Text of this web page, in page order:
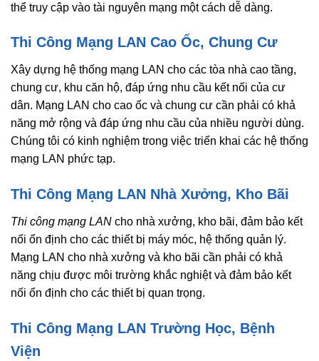
thể truy cập vào tài nguyên mạng một cách dễ dàng.
Thi Công Mạng LAN Cao Ốc, Chung Cư
Xây dựng hệ thống mạng LAN cho các tòa nhà cao tầng,
chung cư, khu căn hộ, đáp ứng nhu cầu kết nối của cư
dân. Mạng LAN cho cao ốc và chung cư cần phải có khả
năng mở rộng và đáp ứng nhu cầu của nhiều người dùng.
Chúng tôi có kinh nghiệm trong việc triển khai các hệ thống
mạng LAN phức tạp.
Thi Công Mạng LAN Nhà Xưởng, Kho Bãi
Thi công mạng LAN cho nhà xưởng, kho bãi, đảm bảo kết
nối ổn định cho các thiết bị máy móc, hệ thống quản lý.
Mạng LAN cho nhà xưởng và kho bãi cần phải có khả
năng chịu được môi trường khắc nghiệt và đảm bảo kết
nối ổn định cho các thiết bị quan trọng.
Thi Công Mạng LAN Trường Học, Bệnh
Viện